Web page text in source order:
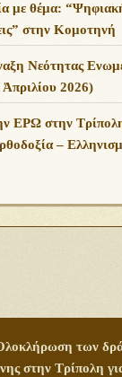
με θέμα:
στην Κομοτηνή
Νεότητας
2026)
ΕΡΩ στην
–
των
στην Τρίπολη